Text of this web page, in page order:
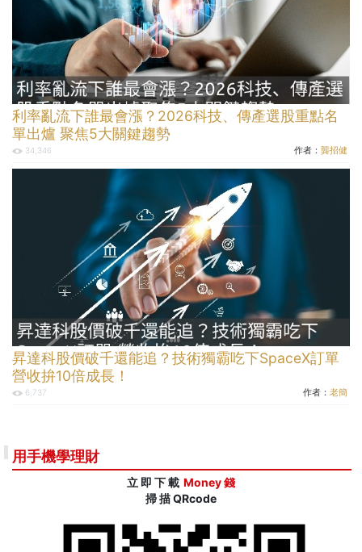
利率亂流下誰最會漲？2026科技、傳產選股重點名
單出爐 聚焦5大關鍵趨勢
34,346 作者： 龔招健
昇達科股價破千還能追？技術獨霸吃下SpaceX訂單
營收拚10倍成長！
6,737 作者： 老簡
用手機學理財
立 即 下 載 Money 錢
掃 描 QRcode